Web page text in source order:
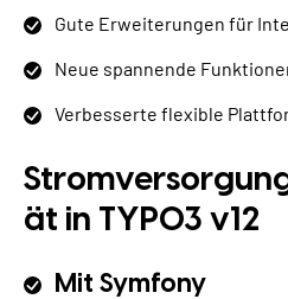
Gute Erweiterungen für
Neue spannende
Verbesserte flexible
ät in TYPO3 v12
Mit Symfony